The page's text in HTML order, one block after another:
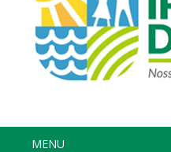
MENU